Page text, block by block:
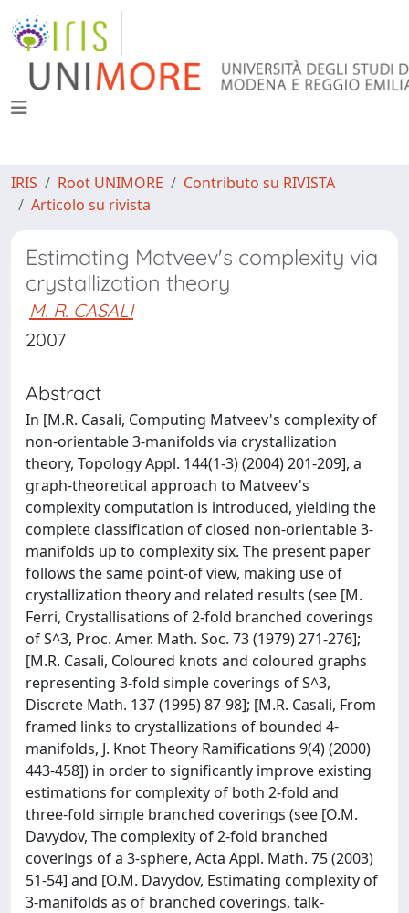
IRIS Root UNIMORE
Contributo su RIVISTA
Articolo su rivista
Estimating Matveev's complexity via
crystallization theory
M. R. CASALI
2007
Abstract
In [M.R. Casali, Computing Matveev's complexity of
non-orientable 3-manifolds via crystallization
theory, Topology Appl. 144(1-3) (2004) 201-209], a
graph-theoretical approach to Matveev's
complexity computation is introduced, yielding the
complete classification of closed non-orientable 3-
manifolds up to complexity six. The present paper
follows the same point-of view, making use of
crystallization theory and related results (see [M.
Ferri, Crystallisations of 2-fold branched coverings
of S^3, Proc. Amer. Math. Soc. 73 (1979) 271-276];
[M.R. Casali, Coloured knots and coloured graphs
representing 3-fold simple coverings of S^3,
Discrete Math. 137 (1995) 87-98]; [M.R. Casali, From
framed links to crystallizations of bounded 4-
manifolds, J. Knot Theory Ramifications 9(4) (2000)
443-458]) in order to significantly improve existing
estimations for complexity of both 2-fold and
three-fold simple branched coverings (see [O.M.
Davydov, The complexity of 2-fold branched
coverings of a 3-sphere, Acta Appl. Math. 75 (2003)
51-54] and [O.M. Davydov, Estimating complexity of
3-manifolds as of branched coverings, talk-